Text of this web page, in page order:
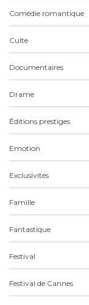
Comédie romantique
Culte
Documentaires
Drame
Éditions prestiges
Emotion
Exclusivités
Famille
Fantastique
Festival
Festival de Cannes